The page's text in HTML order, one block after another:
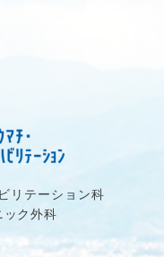
リテーション科
ック外科